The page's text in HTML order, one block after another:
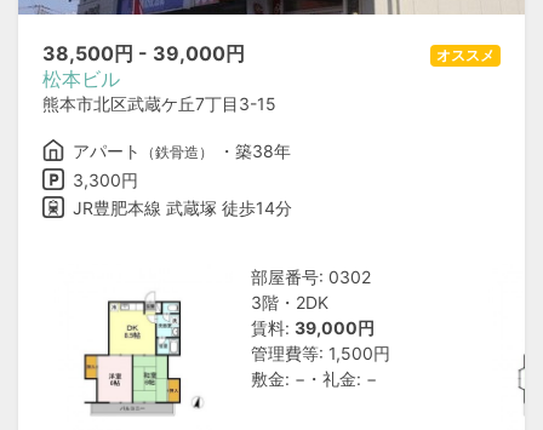
38,500円 - 39,000円
松本ビル
熊本市北区武蔵ケ丘7丁目3-15
オススメ
アパート （鉄骨造）
・築38年
3,300円
JR豊肥本線 武蔵塚 徒歩14分
部屋番号: 0302
3階・2DK
賃料: 39,000円
管理費等: 1,500円
敷金: −・礼金: −